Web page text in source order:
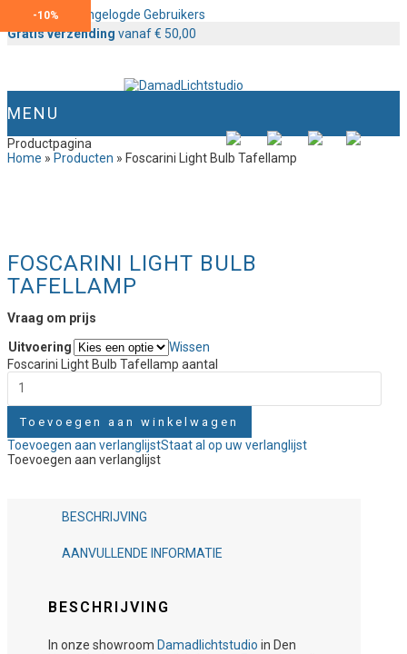
Content voor Ingelogde Gebruikers
Gratis verzending vanaf € 50,00
MENU
Productpagina
Home » Producten » Foscarini Light Bulb Tafellamp
FOSCARINI LIGHT BULB
TAFELLAMP
Vraag om prijs
Uitvoering
Wissen
Foscarini Light Bulb Tafellamp aantal
Toevoegen aan winkelwagen
Toevoegen aan verlanglijstStaat al op uw verlanglijst
Toevoegen aan verlanglijst
BESCHRIJVING
AANVULLENDE INFORMATIE
BESCHRIJVING
In onze showroom Damadlichtstudio in Den
-10%